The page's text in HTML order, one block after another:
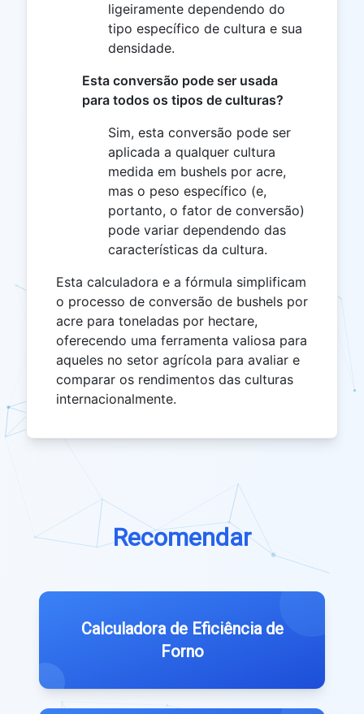
ligeiramente dependendo do
tipo específico de cultura e sua
densidade.
Esta conversão pode ser usada
para todos os tipos de culturas?
Sim, esta conversão pode ser
aplicada a qualquer cultura
medida em bushels por acre,
mas o peso específico (e,
portanto, o fator de conversão)
pode variar dependendo das
características da cultura.
Esta calculadora e a fórmula simplificam
o processo de conversão de bushels por
acre para toneladas por hectare,
oferecendo uma ferramenta valiosa para
aqueles no setor agrícola para avaliar e
comparar os rendimentos das culturas
internacionalmente.
Recomendar
Calculadora de Eficiência de
Forno